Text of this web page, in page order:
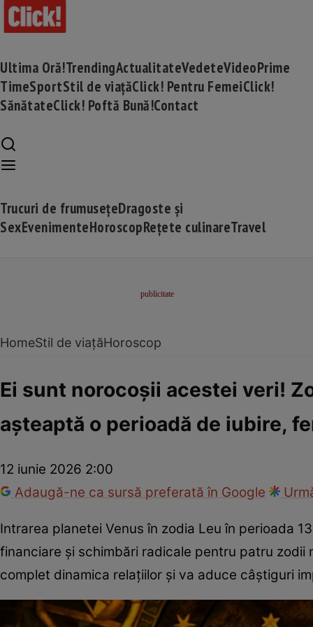
Ultima Oră!TrendingActualitateVedeteVideoPrime
TimeSportStil de viațăClick! Pentru FemeiClick!
SănătateClick! Poftă Bună!Contact
Trucuri de frumusețeDragoste și
SexEvenimenteHoroscopRețete culinareTravel
HomeStil de viațăHoroscop
Ei sunt norocoșii acestei veri!
așteaptă o perioadă de iubire,
12 iunie 2026 2:00
Adaugă-ne ca sursă preferată în Google
Intrarea planetei Venus în zodia Leu în perioada
financiare și schimbări radicale pentru patru
complet dinamica relațiilor și va aduce câștiguri